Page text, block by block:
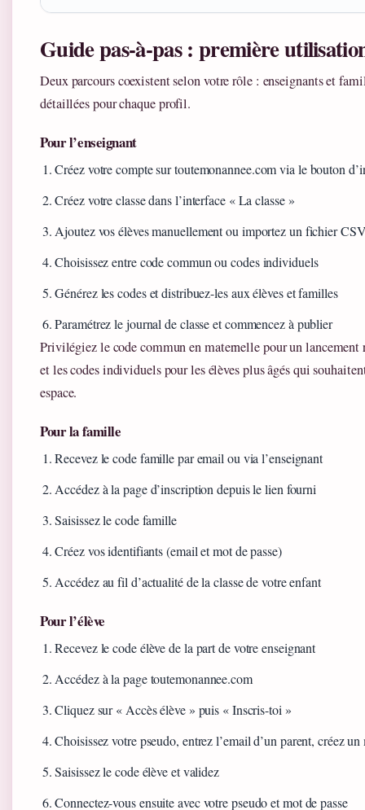
Guide pas-à-pas : première
Deux parcours coexistent selon votre rôle : enseignants et
détaillées pour chaque profil.
Pour l’enseignant
Créez votre compte sur toutemonannee.com via le bouton
Créez votre classe dans l’interface « La classe »
Ajoutez vos élèves manuellement ou importez un fichier
Choisissez entre code commun ou codes individuels
Générez les codes et distribuez-les aux élèves et familles
Paramétrez le journal de classe et commencez à publier
Privilégiez le code commun en maternelle pour un lancement
et les codes individuels pour les élèves plus âgés qui
espace.
Pour la famille
Recevez le code famille par email ou via l’enseignant
Accédez à la page d’inscription depuis le lien fourni
Saisissez le code famille
Créez vos identifiants (email et mot de passe)
Accédez au fil d’actualité de la classe de votre enfant
Pour l’élève
Recevez le code élève de la part de votre enseignant
Accédez à la page toutemonannee.com
Cliquez sur « Accès élève » puis « Inscris-toi »
Choisissez votre pseudo, entrez l’email d’un parent, créez un
Saisissez le code élève et validez
Connectez-vous ensuite avec votre pseudo et mot de passe